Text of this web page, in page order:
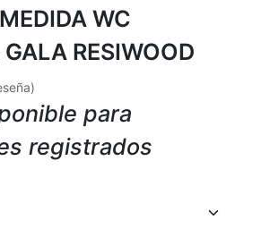
WC
RESIWOOD
para
registrados